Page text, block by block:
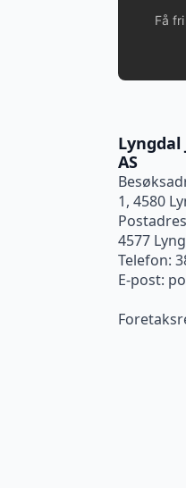
Få
AS
1, 4580
4577
Telefon:
E-post: